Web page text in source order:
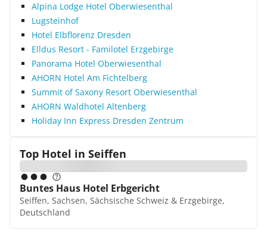
Alpina Lodge Hotel Oberwiesenthal
Lugsteinhof
Hotel Elbflorenz Dresden
Elldus Resort - Familotel Erzgebirge
Panorama Hotel Oberwiesenthal
AHORN Hotel Am Fichtelberg
Summit of Saxony Resort Oberwiesenthal
AHORN Waldhotel Altenberg
Holiday Inn Express Dresden Zentrum
Top Hotel in Seiffen
Buntes Haus Hotel Erbgericht
Seiffen, Sachsen, Sächsische Schweiz & Erzgebirge,
Deutschland